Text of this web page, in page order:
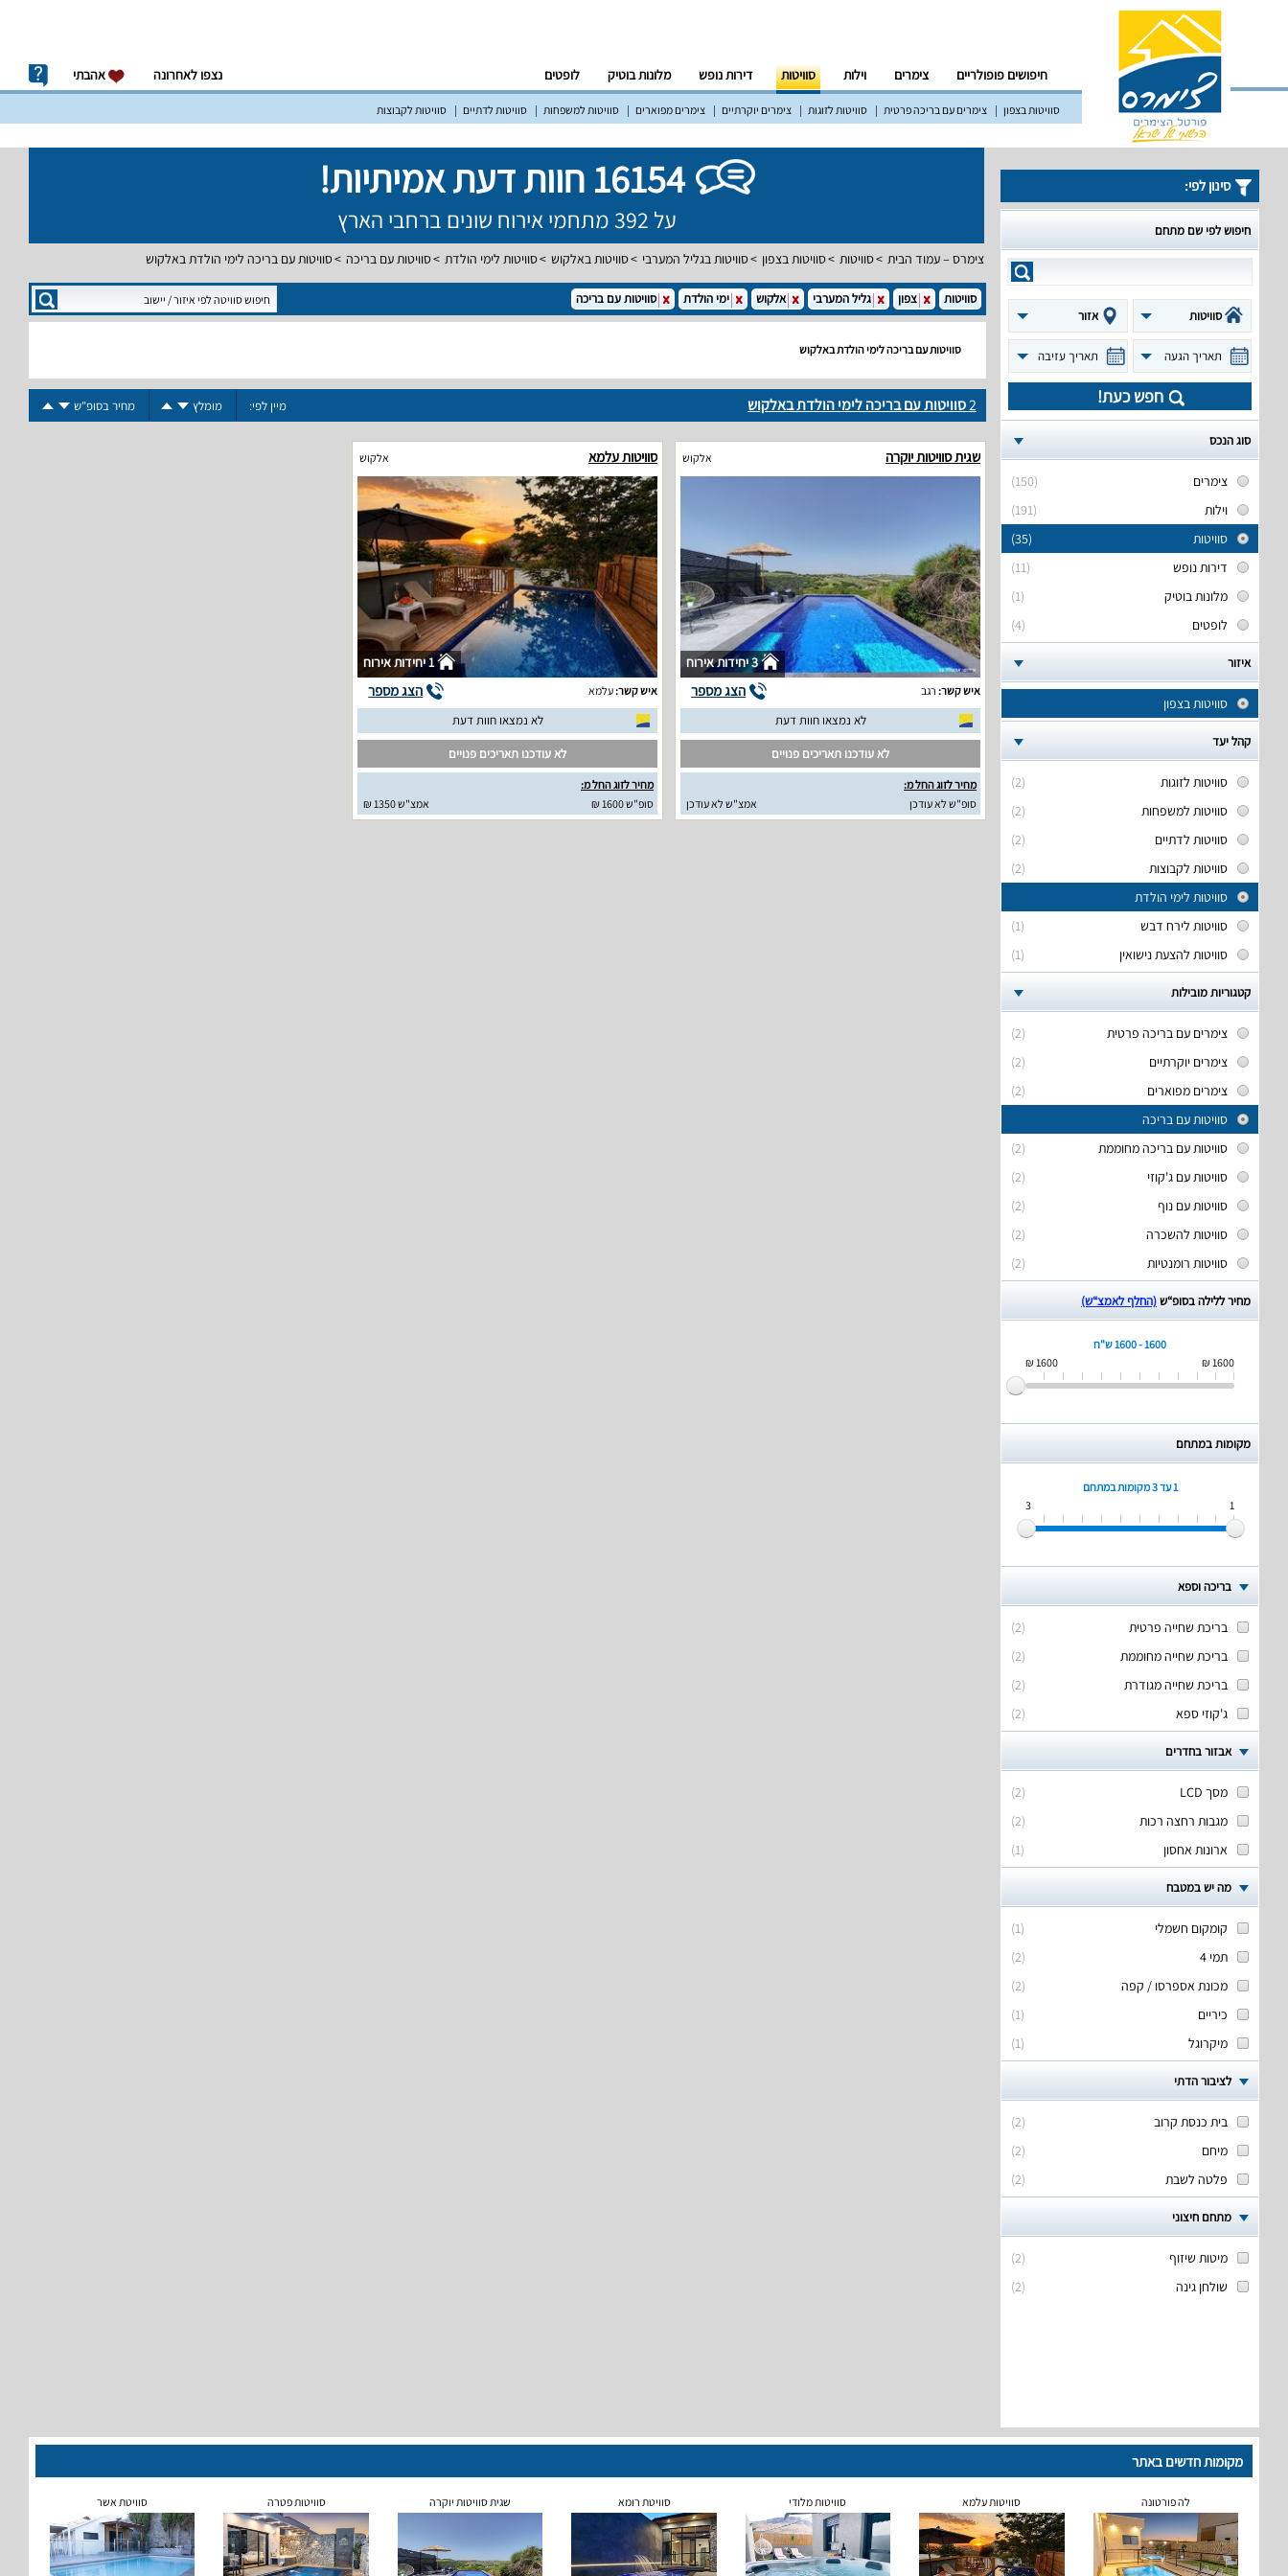
חיפושים פופולריים צימרים וילות סוויטות דירות נופש מלונות בוטיק לופטים נצפו לאחרונה אהבתי
סוויטות בצפון צימרים עם בריכה פרטית סוויטות לזוגות צימרים יוקרתיים צימרים מפוארים סוויטות למשפחות סוויטות לדתיים סוויטות לקבוצות
16154 חוות דעת אמיתיות!
על 392 מתחמי אירוח שונים ברחבי הארץ
צימרס – עמוד הבית סוויטות סוויטות בצפון סוויטות בגליל המערבי סוויטות באלקוש סוויטות לימי הולדת סוויטות עם בריכה סוויטות עם בריכה לימי הולדת באלקוש
סינון לפי:
חיפוש לפי שם מתחם
סוויטות אזור
תאריך הגעה תאריך עזיבה
חפש כעת!
סוג הנכס
(150)
צימרים
(191)
וילות
(35)
סוויטות
(11)
דירות נופש
(1)
מלונות בוטיק
(4)
לופטים
איזור
סוויטות בצפון
קהל יעד
(2)
סוויטות לזוגות
(2)
סוויטות למשפחות
(2)
סוויטות לדתיים
(2)
סוויטות לקבוצות
סוויטות לימי הולדת
(1)
סוויטות לירח דבש
(1)
סוויטות להצעת נישואין
קטגוריות מובילות
(2)
צימרים עם בריכה פרטית
(2)
צימרים יוקרתיים
(2)
צימרים מפוארים
סוויטות עם בריכה
(2)
סוויטות עם בריכה מחוממת
(2)
סוויטות עם ג'קוזי
(2)
סוויטות עם נוף
(2)
סוויטות להשכרה
(2)
סוויטות רומנטיות
מחיר ללילה בסופ“ש(החלף לאמצ“ש)
1600 - 1600 ש"ח
1600 ₪
1600 ₪
מקומות במתחם
1 עד 3
מקומות במתחם
1
3
בריכה וספא
(
2
)
בריכת שחייה פרטית
(
2
)
בריכת שחייה מחוממת
(
2
)
בריכת שחייה מגודרת
(
2
) ג'קוזי ספא
אבזור בחדרים
(
2
)
מסך LCD
(
2
)
מגבות רחצה רכות
(
1
) ארונות אחסון
מה יש במטבח
(
1
)
קומקום חשמלי
(
2
)
תמי 4
(
2
)
מכונת אספרסו / קפה
(
1
)
כיריים
(
1
) מיקרוגל
לציבור הדתי
(
2
)
בית כנסת קרוב
(
2
)
מיחם
(
2
) פלטה לשבת
מתחם חיצוני
(
2
)
מיטות שיזוף
(
2
) שולחן גינה
סוויטות צפון גליל המערבי אלקוש ימי הולדת סוויטות עם בריכה
סוויטות עם בריכה לימי הולדת באלקוש
2סוויטות עם בריכה לימי הולדת באלקוש מיין לפי: מומלץ מחיר בסופ"ש
שגית סוויטות יוקרה אלקוש
3 יחידות אירוח
איש קשר: רגב הצג מספר
לא נמצאו חוות דעת
לא עודכנו תאריכים פנויים
מחיר לזוג החל מ:
סופ"ש לא עודכן
אמצ"ש לא עודכן
סוויטות עלמא אלקוש
1 יחידות אירוח
איש קשר:עלמא הצג מספר
לא נמצאו חוות דעת
לא עודכנו תאריכים פנויים
מחיר לזוג החל מ:
סופ"ש 1600 ₪
אמצ"ש 1350 ₪
מקומות חדשים באתר
לה פורטונה סוויטות עלמא סוויטות מלודי סוויטת רומא שגית סוויטות יוקרה סוויטות פטרה סוויטת אשר